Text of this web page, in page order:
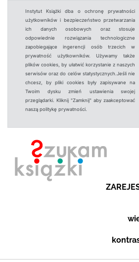
Instytut Książki dba o ochronę prywatności
użytkowników i bezpieczeństwo przetwarzania
ich danych osobowych oraz stosuje
odpowiednie rozwiązania technologiczne
zapobiegające ingerencji osób trzecich w
prywatność użytkowników. Używamy także
plików cookies, by ułatwić korzystanie z naszych
serwisów oraz do celów statystycznych.Jeśli nie
chcesz, by pliki cookies były zapisywane na
Twoim dysku zmień ustawienia swojej
przeglądarki. Kliknij "Zamknij" aby zaakceptować
naszą politykę prywatności.